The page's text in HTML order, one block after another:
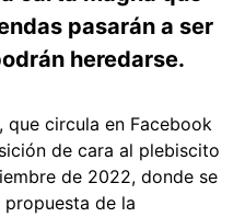
pasarán a ser
heredarse.
que circula en Facebook
de cara al plebiscito
de 2022, donde se
de la